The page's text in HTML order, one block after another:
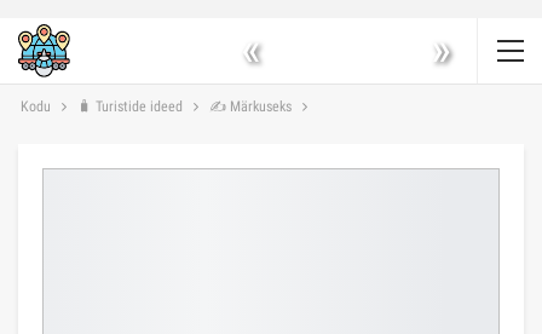
« »
Kodu 🧳 Turistide ideed ✍ Märkuseks